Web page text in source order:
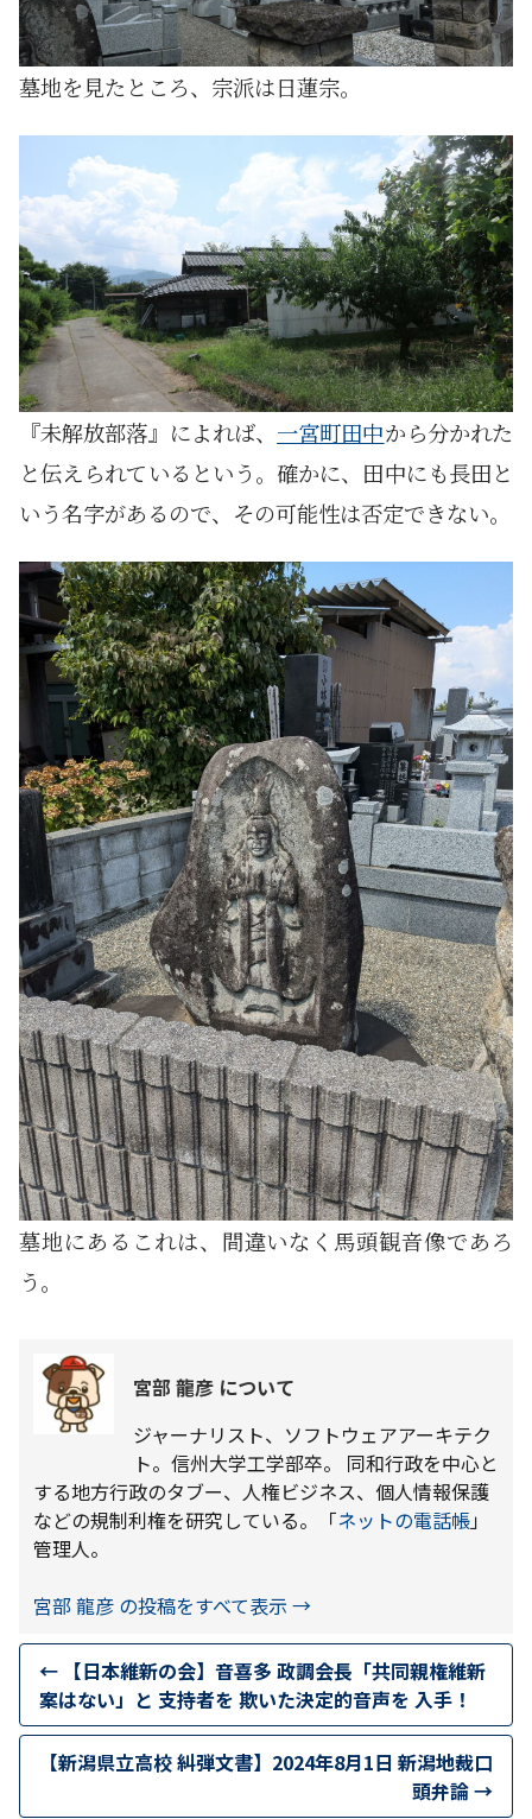
墓地を見たところ、宗派は日蓮宗。
『未解放部落』によれば、 一宮町田中から分かれた
と伝えられているという。確かに、田中にも長田と
いう名字があるので、その可能性は否定できない。
墓地にあるこれは、間違いなく馬頭観音像であろ
う。
宮部 龍彦 について
ジャーナリスト、ソフトウェアアーキテク
ト。信州大学工学部卒。 同和行政を中心と
する地方行政のタブー、人権ビジネス、個人情報保護
などの規制利権を研究している。「ネットの電話帳」
管理人。
宮部 龍彦 の投稿をすべて表示 →
← 【日本維新の会】音喜多 政調会長「共同親権維新
案はない」と 支持者を 欺いた決定的音声を 入手！
【新潟県立高校 糾弾文書】2024年8月1日 新潟地裁口
頭弁論→